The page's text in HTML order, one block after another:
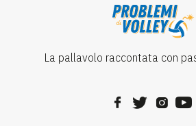
La pallavolo raccontata con